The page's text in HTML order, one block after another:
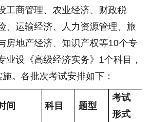
工商管理、农业经济、财政税
、运输经济、人力资源管理、旅
房地产经济、知识产权等10个专
业设《高级经济实务》1个科目，
。各批次考试安排如下：
间 科目 题型
考试
形式